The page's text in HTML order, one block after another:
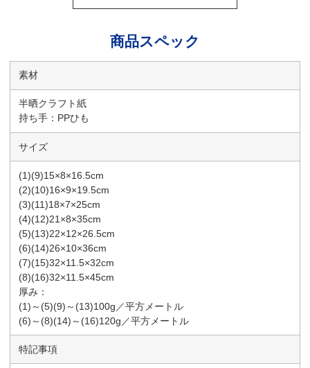
商品スペック
素材
半晒クラフト紙
持ち手：PPひも
サイズ
(1)(9)15×8×16.5cm
(2)(10)16×9×19.5cm
(3)(11)18×7×25cm
(4)(12)21×8×35cm
(5)(13)22×12×26.5cm
(6)(14)26×10×36cm
(7)(15)32×11.5×32cm
(8)(16)32×11.5×45cm
厚み：
(1)～(5)(9)～(13)100g／平方メートル
(6)～(8)(14)～(16)120g／平方メートル
特記事項